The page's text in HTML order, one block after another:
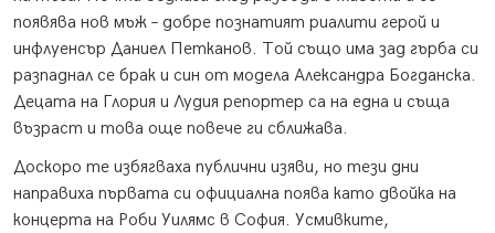
появява нов мъж – добре познатият риалити герой и
инфлуенсър Даниел Петканов. Той също има зад гърба си
разпаднал се брак и син от модела Александра Богданска.
Децата на Глория и Лудия репортер са на една и съща
възраст и това още повече ги сближава.
Доскоро те избягваха публични изяви, но тези дни
направиха първата си официална поява като двойка на
концерта на Роби Уилямс в София. Усмивките,